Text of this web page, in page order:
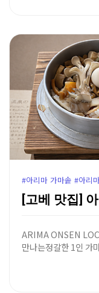
#아리마 가마솥 #아리
ARIMA ONSEN
만나는정갈한 1인 가